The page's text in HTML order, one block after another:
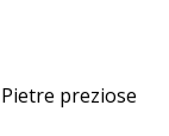
Pietre preziose